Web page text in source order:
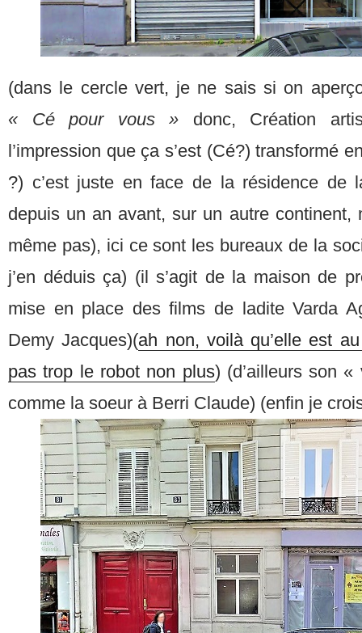
(dans le cercle vert, je ne sais si on
« Cé pour vous » donc, Création
l’impression que ça s’est (Cé?) transformé
?) c’est juste en face de la résidence de
depuis un an avant, sur un autre continent,
même pas), ici ce sont les bureaux de la
j’en déduis ça) (il s’agit de la maison de
mise en place des films de ladite Varda
Demy Jacques)(ah non, voilà qu’elle est
pas trop le robot non plus) (d’ailleurs son
comme la soeur à Berri Claude) (enfin je